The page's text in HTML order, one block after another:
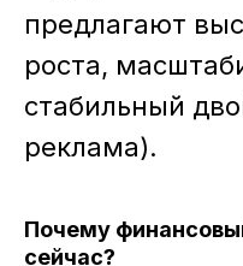
предлагают
роста,
стабильный
реклама).
Почему
сейчас?